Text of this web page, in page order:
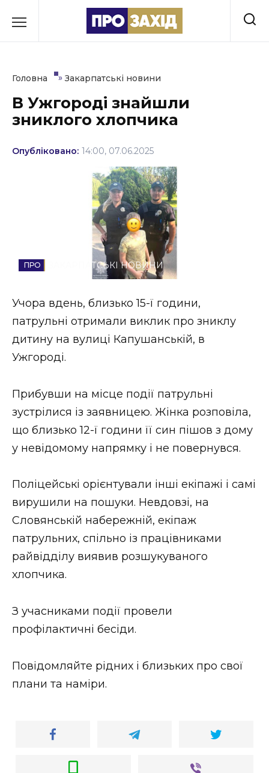
до
Культура
Освіта
Втрачений Ужгород
Втрачений Ужгород (відеоверсія)
ЗАКАРПАТСЬКІ НОВИНИ
НОВИНИ ЗАХІДНОЇ УКРАЇНИ
ВІДЕО
Головна » Закарпатські новини
В Ужгороді знайшли
зниклого хлопчика
Опубліковано: 14:00, 07.06.2025
ЗАКАРПАТСЬКІ НОВИНИ
Учора вдень, близько 15-ї години,
патрульні отримали виклик про зниклу
дитину на вулиці Капушанській, в
Ужгороді.
Прибувши на місце події патрульні
зустрілися із заявницею. Жінка розповіла,
що близько 12-ї години її син пішов з дому
у невідомому напрямку і не повернувся.
Поліцейські орієнтували інші екіпажі і самі
вирушили на пошуки. Невдовзі, на
Словянській набережній, екіпаж
патрульних, спільно із працівниками
райвідділу виявив розшукуваного
хлопчика.
З учасниками події провели
профілактичні бесіди.
Повідомляйте рідних і близьких про свої
плани та наміри.